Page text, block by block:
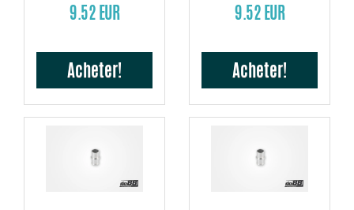
9.52 EUR
Acheter!
9.52 EUR
Acheter!